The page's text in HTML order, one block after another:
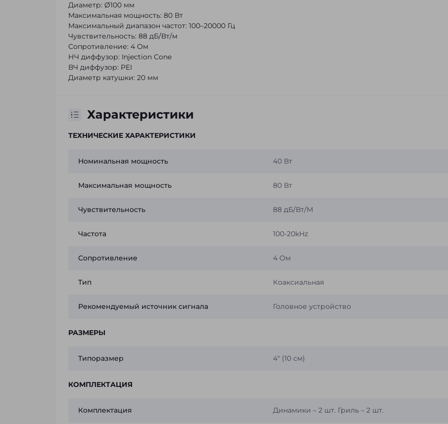
Диаметр: Ø100 мм
Максимальная мощность: 80 Вт
Максимальный диапазон частот: 100–20000 Гц
Чувствительность: 88 дБ/Вт/м
Сопротивление: 4 Ом
НЧ диффузор: Injection Cone
ВЧ диффузор: PEI
Диаметр катушки: 20 мм
Характеристики
ТЕХНИЧЕСКИЕ ХАРАКТЕРИСТИКИ
Номинальная мощность 40 Вт
Максимальная мощность 80 Вт
Чувствительность 88 дБ/Вт/М
Частота 100-20kHz
Сопротивление 4 Ом
Тип Коаксиальная
Рекомендуемый источник сигнала Головное устройство
РАЗМЕРЫ
Типоразмер 4″ (10 см)
КОМПЛЕКТАЦИЯ
Комплектация Динамики – 2 шт. Гриль – 2 шт.